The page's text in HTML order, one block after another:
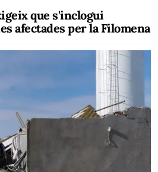
que s'inclogui
afectades per la Filomena